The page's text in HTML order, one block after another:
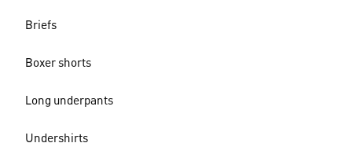
Briefs
Boxer shorts
Long underpants
Undershirts